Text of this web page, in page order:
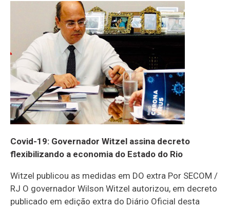
Covid-19: Governador Witzel assina decreto
flexibilizando a economia do Estado do Rio
Witzel publicou as medidas em DO extra Por SECOM /
RJ O governador Wilson Witzel autorizou, em decreto
publicado em edição extra do Diário Oficial desta